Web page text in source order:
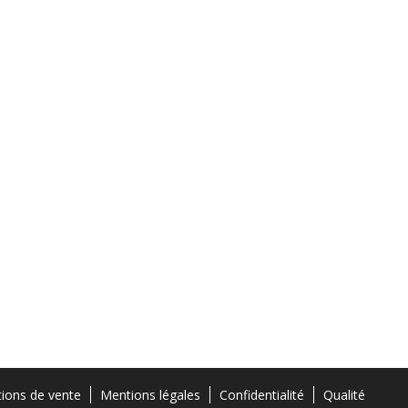
de vente Mentions légales Confidentialité
Qualité